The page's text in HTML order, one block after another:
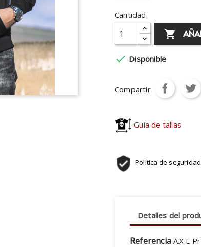
Cantidad

 Disponible
Compartir
Guía de tallas
Política de seguridad
Detalles del
Referencia A.X.E